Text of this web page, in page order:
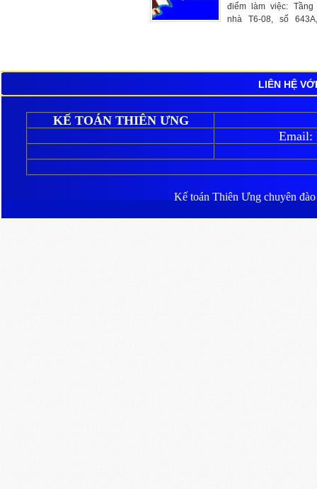
điểm làm việc: Tầng
nhà T6-08, số
năng lực
LIÊN HỆ
KẾ TOÁN THIÊN ƯNG
Email:
Kế toán Thiên Ưngchuyên đào